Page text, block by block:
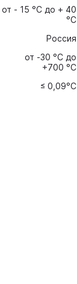
от - 15 °С до + 40
°С
Россия
от -30 °С до
+700 °С
≤ 0,09°С